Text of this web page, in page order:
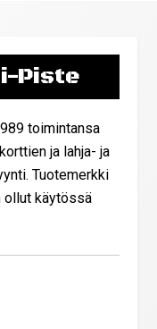
Piste
toimintansa
ja lahja- ja
Tuotemerkki
ollut käytössä